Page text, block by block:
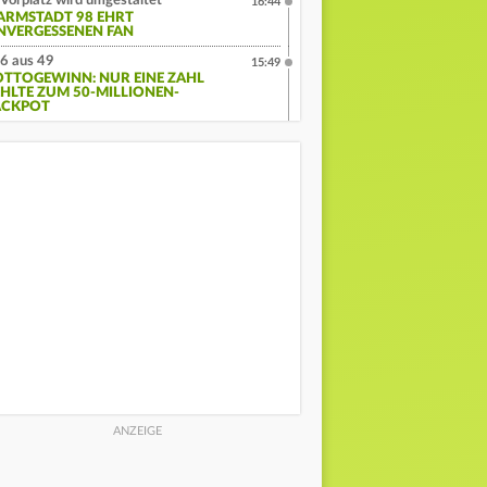
98 EHRT
FAN
6 aus 49
NUR EINE ZAHL
ZUM 50-MILLIONEN-
15:49